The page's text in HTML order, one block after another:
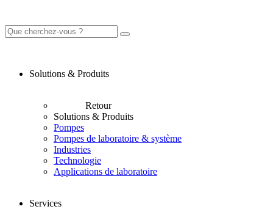
Solutions & Produits
Retour
Solutions & Produits
Pompes
Pompes de laboratoire & système
Industries
Technologie
Applications de laboratoire
Services